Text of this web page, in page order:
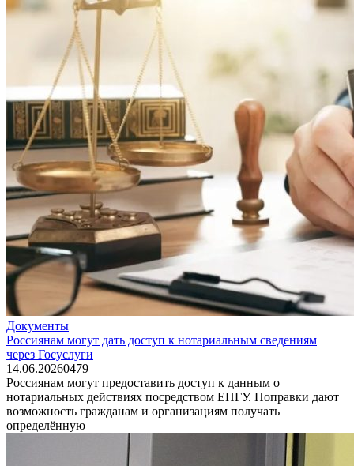
Документы
Россиянам могут дать доступ к нотариальным сведениям
через Госуслуги
14.06.20260479
Россиянам могут предоставить доступ к данным о
нотариальных действиях посредством ЕПГУ. Поправки дают
возможность гражданам и организациям получать
определённую